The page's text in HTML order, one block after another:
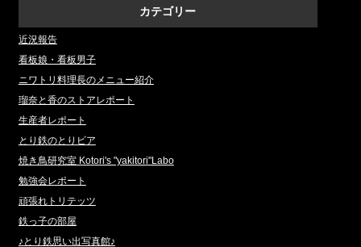
カテゴリー
近況報告
看板娘・看板男子
ニワトリ料理長のメニュー紹介
瑠奈と香のストアレポート
生産者レポート
とり鉄のとりビア
焼き鳥研究室 Kotori's "yakitori"Labo
勉強会レポート
頑張れトリテッツ
鉄っ子の部屋
♪とり鉄思い出写真館♪